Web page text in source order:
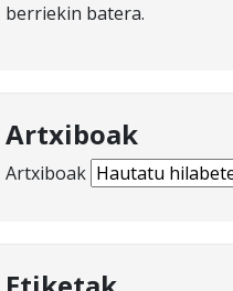
berriekin batera.
Artxiboak
Artxiboak